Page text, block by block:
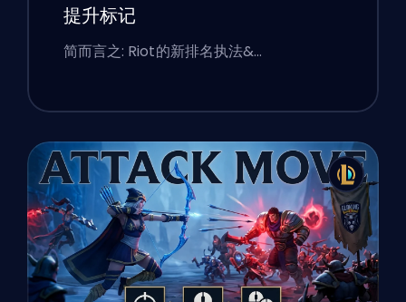
提升标记
简而言之: Riot的新排名执法&…